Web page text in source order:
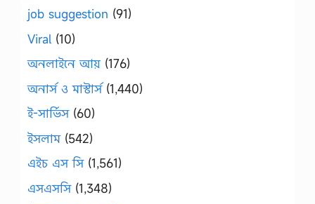
job suggestion (91)
Viral (10)
অনলাইনে আয় (176)
অনার্স ও মাস্টার্স(1,440)
ই-সার্ভিস(60)
ইসলাম(542)
এইচ এস সি(1,561)
এসএসসি(1,348)